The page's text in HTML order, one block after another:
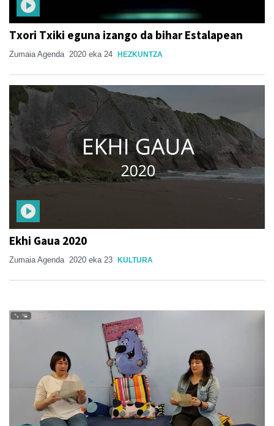
Txori Txiki eguna izango da bihar Estalapean
Zumaia Agenda 2020 eka 24 HEZKUNTZA
Ekhi Gaua 2020
Zumaia Agenda 2020 eka 23 KULTURA